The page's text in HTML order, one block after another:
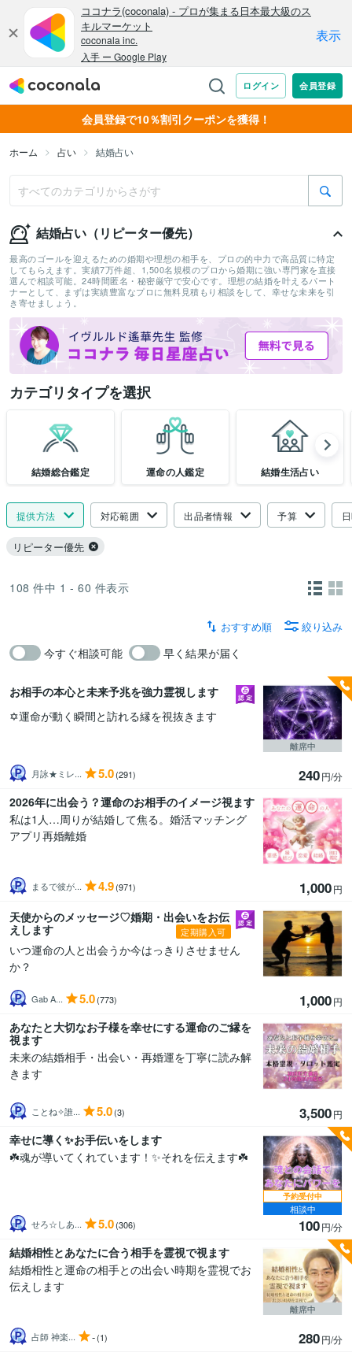
会員登録で10％割引クーポンを獲得！
ホーム 占い 結婚占い
結婚占い（リピーター優先）
最高のゴールを迎えるための婚期や理想の相手を、プロの的中力で高品質に特定
してもらえます。実績7万件超、1,500名規模のプロから婚期に強い専門家を直接
選んで相談可能。24時間匿名・秘密厳守で安心です。理想の結婚を叶えるパート
ナーとして、まずは実績豊富なプロに無料見積もり相談をして、幸せな未来を引
き寄せましょう。
カテゴリタイプを選択
結婚総合鑑定 運命の人鑑定 結婚生活占い
提供方法 対応範囲 出品者情報 予算
リピーター優先
108 件中 1 - 60 件表示
今すぐ相談可能 早く結果が届く
おすすめ順 絞り込み
お相手の本心と未来予兆を強力霊視します
✡️運命が動く瞬間と訪れる縁を視抜きます
月詠★ミレ... 5.0(291) 240円/分
離席中
2026年に出会う？運命のお相手のイメージ視ます
私は1人…周りが結婚して焦る。婚活マッチング
アプリ再婚離婚
まるで彼が... 4.9(971) 1,000円
天使からのメッセージ♡婚期・出会いをお伝
えします
定期購入可
いつ運命の人と出会うか今はっきりさせません
か？
Gab A... 5.0(773) 1,000円
あなたと大切なお子様を幸せにする運命のご縁を
視ます
未来の結婚相手・出会い・再婚運を丁寧に読み解
きます
ことね✧誰... 5.0(3) 3,500円
幸せに導く✨お手伝いをします
☘️魂が導いてくれています！✨それを伝えます☘️
せろ☆しあ... 5.0(306) 100円/分
予約受付中
相談中
結婚相性とあなたに合う相手を霊視で視ます
結婚相性と運命の相手との出会い時期を霊視でお
伝えします
占師 神楽... -(1) 280円/分
離席中